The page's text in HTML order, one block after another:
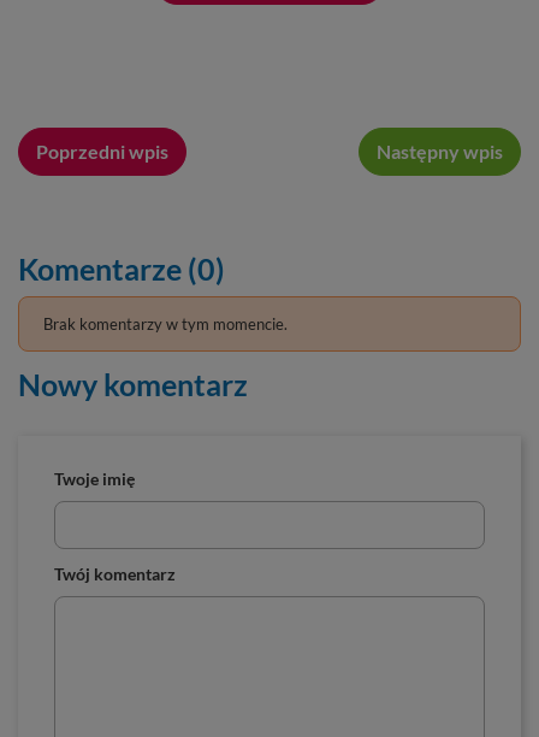
Poprzedni wpis Następny wpis
Komentarze (0)
Brak komentarzy w tym momencie.
Nowy komentarz
Twoje imię
Twój komentarz